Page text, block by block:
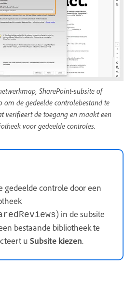
SharePoint-subsite of
om de gedeelde controlebestand te
verifieert de toegang en maakt een
voor gedeelde controles.
gedeelde controle door een
) in de subsite
bestaande bibliotheek te
u Subsite kiezen.